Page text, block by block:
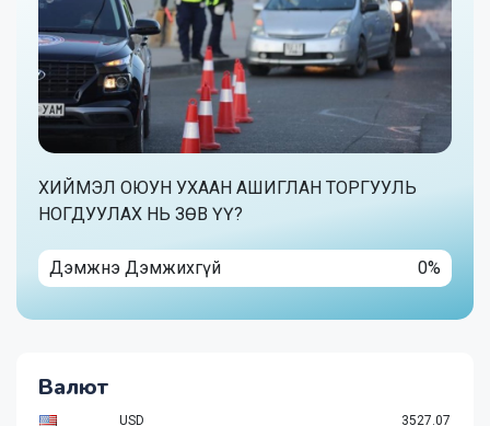
ХИЙМЭЛ ОЮУН УХААН АШИГЛАН ТОРГУУЛЬ
НОГДУУЛАХ НЬ ЗӨВ ҮҮ?
Дэмжнэ Дэмжихгүй 0%
Валют
USD
3527.07